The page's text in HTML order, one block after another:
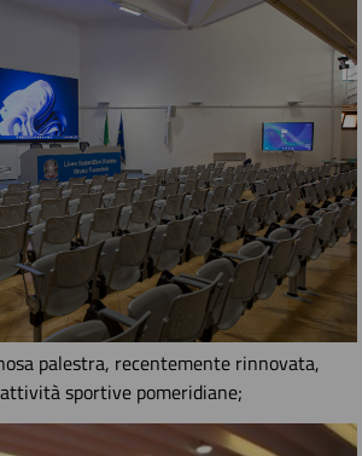
palestra, recentemente rinnovata,
sportive pomeridiane;